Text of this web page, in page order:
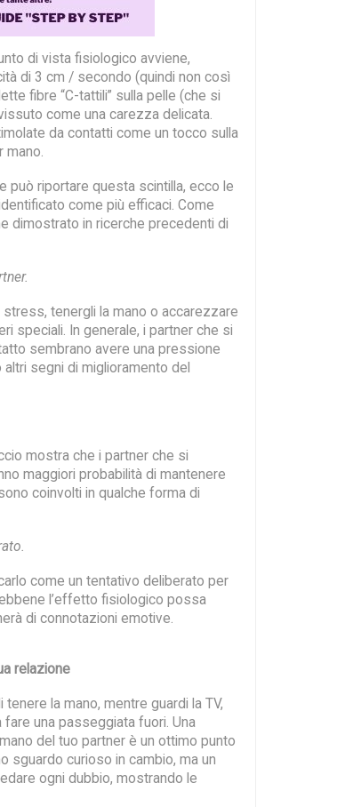
di vista fisiologico avviene,
di 3 cm / secondo (quindi non così
fibre “C-tattili” sulla pelle (che si
come una carezza delicata.
da contatti come un tocco sulla
mano.
può riportare questa scintilla, ecco le
come più efficaci. Come
dimostrato in ricerche precedenti di
tenergli la mano o accarezzare
speciali. In generale, i partner che si
sembrano avere una pressione
segni di miglioramento del
mostra che i partner che si
maggiori probabilità di mantenere
coinvolti in qualche forma di
come un tentativo deliberato per
l’effetto fisiologico possa
di connotazioni emotive.
relazione
la mano, mentre guardi la TV,
una passeggiata fuori. Una
del tuo partner è un ottimo punto
sguardo curioso in cambio, ma un
ogni dubbio, mostrando le